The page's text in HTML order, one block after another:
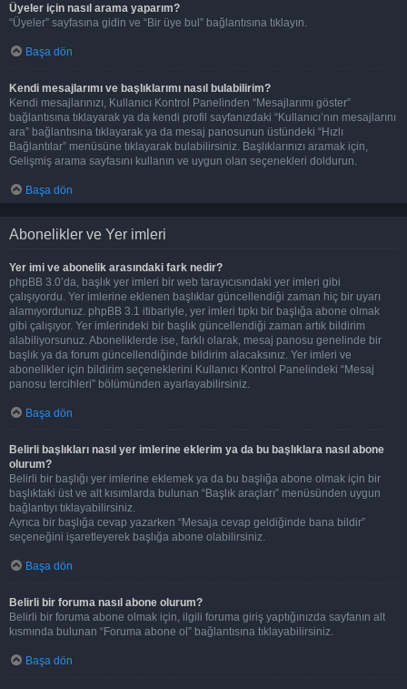
Üyeler için nasıl arama yaparım?
“Üyeler” sayfasına gidin ve “Bir üye bul” bağlantısına tıklayın.
Başa dön
Kendi mesajlarımı ve başlıklarımı nasıl bulabilirim?
Kendi mesajlarınızı, Kullanıcı Kontrol Panelinden “Mesajlarımı göster”
bağlantısına tıklayarak ya da kendi profil sayfanızdaki “Kullanıcı’nın mesajlarını
ara” bağlantısına tıklayarak ya da mesaj panosunun üstündeki “Hızlı
Bağlantılar” menüsüne tıklayarak bulabilirsiniz. Başlıklarınızı aramak için,
Gelişmiş arama sayfasını kullanın ve uygun olan seçenekleri doldurun.
Başa dön
Abonelikler ve Yer imleri
Yer imi ve abonelik arasındaki fark nedir?
phpBB 3.0’da, başlık yer imleri bir web tarayıcısındaki yer imleri gibi
çalışıyordu. Yer imlerine eklenen başlıklar güncellendiği zaman hiç bir uyarı
alamıyordunuz. phpBB 3.1 itibariyle, yer imleri tıpkı bir başlığa abone olmak
gibi çalışıyor. Yer imlerindeki bir başlık güncellendiği zaman artık bildirim
alabiliyorsunuz. Aboneliklerde ise, farklı olarak, mesaj panosu genelinde bir
başlık ya da forum güncellendiğinde bildirim alacaksınız. Yer imleri ve
abonelikler için bildirim seçeneklerini Kullanıcı Kontrol Panelindeki “Mesaj
panosu tercihleri” bölümünden ayarlayabilirsiniz.
Başa dön
Belirli başlıkları nasıl yer imlerine eklerim ya da bu başlıklara nasıl abone
olurum?
Belirli bir başlığı yer imlerine eklemek ya da bu başlığa abone olmak için bir
başlıktaki üst ve alt kısımlarda bulunan “Başlık araçları” menüsünden uygun
bağlantıyı tıklayabilirsiniz.
Ayrıca bir başlığa cevap yazarken “Mesaja cevap geldiğinde bana bildir”
seçeneğini işaretleyerek başlığa abone olabilirsiniz.
Başa dön
Belirli bir foruma nasıl abone olurum?
Belirli bir foruma abone olmak için, ilgili foruma giriş yaptığınızda sayfanın alt
kısmında bulunan “Foruma abone ol” bağlantısına tıklayabilirsiniz.
Başa dön